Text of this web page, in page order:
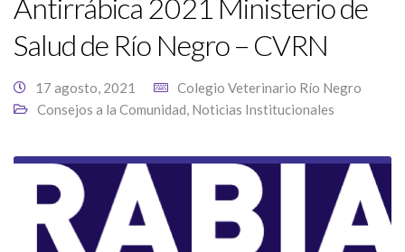
Antirrábica 2021 Ministerio de
Salud de Río Negro – CVRN
17 agosto, 2021
Colegio Veterinario Río Negro
Consejos a la Comunidad, Noticias Institucionales